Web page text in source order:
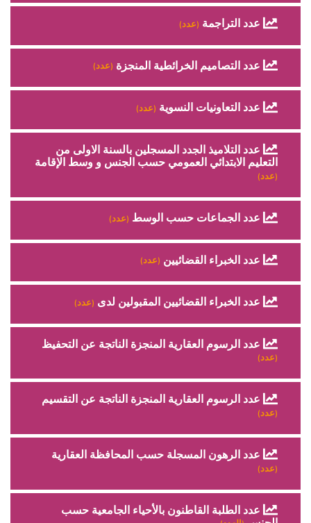
عدد التراجمة (عدد)
عدد التصاميم الخرائطية المنجزة (عدد)
عدد التعاونيات النسوية (عدد)
عدد التلاميذ الجدد المسجلين بالسنة الاولى من
التعليم الابتدائي العمومي حسب الجنس و وسط الإقامة
(عدد)
عدد الجماعات حسب الوسط (عدد)
عدد الخبراء القضائيين (عدد)
عدد الخبراء القضائيين المقبولين لدى (عدد)
عدد الرسوم العقارية المنجزة الناتجة عن التحفيظ
(عدد)
عدد الرسوم العقارية المنجزة الناتجة عن التقسيم
(عدد)
عدد الرهون المسجلة حسب المحافظة العقارية
(عدد)
عدد الطلبة القاطنون بالأحياء الجامعية حسب